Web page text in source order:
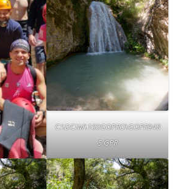
C:\DCIM\100GOPRO\GOPR948
5.GPR